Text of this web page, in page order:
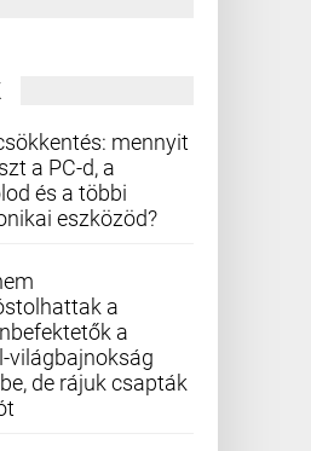
mennyit
a PC-d, a
és a többi
eszközöd?
a
a
világbajnokság
de rájuk csapták